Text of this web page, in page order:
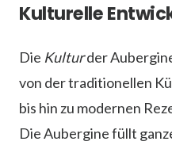
Kulturelle
Die Kulturder
von der traditionellen
bis hin zu modernen
Die Aubergine füllt